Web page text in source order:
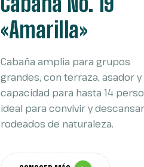
«Amarilla»
Cabaña amplia para grupos
grandes, con terraza, asador y
capacidad para hasta 14
ideal para convivir y descansar
rodeados de naturaleza.